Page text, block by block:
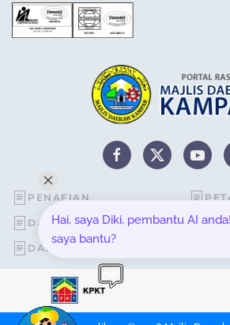
PENAFIAN
DASAR KESELAMATAN
DASAR PRIVASI
Hai, saya Diki, pembantu AI
saya bantu?